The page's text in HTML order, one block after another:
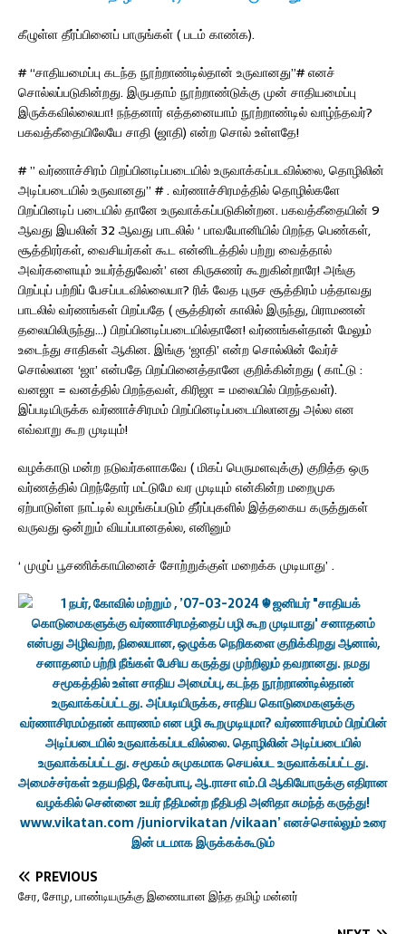
கீழுள்ள தீர்ப்பினைப் பாருங்கள் ( படம் காண்க).
# “சாதியமைப்பு கடந்த நூற்றாண்டில்தான் உருவானது”# எனச்
சொல்லப்படுகின்றது. இருபதாம் நூற்றாண்டுக்கு முன் சாதியமைப்பு
இருக்கவில்லையா! நந்தனார் எத்தனையாம் நூற்றாண்டில் வாழ்ந்தவர்?
பகவத்கீதையிலேயே சாதி (ஜாதி) என்ற சொல் உள்ளதே!
# ” வர்ணாச்சிரம் பிறப்பினடிப்படையில் உருவாக்கப்படவில்லை, தொழிலின்
அடிப்படையில் உருவானது” # . வர்ணாச்சிரமத்தில் தொழில்களே
பிறப்பினடிப் படையில் தானே உருவாக்கப்படுகின்றன. பகவத்கீதையின் 9
ஆவது இயலின் 32 ஆவது பாடலில் ‘ பாவயோனியில் பிறந்த பெண்கள்,
சூத்திரர்கள், வைசியர்கள் கூட என்னிடத்தில் பற்று வைத்தால்
அவர்களையும் உயர்த்துவேன்’ என கிருசுணர் கூறுகின்றாரே! அங்கு
பிறப்புப் பற்றிப் பேசப்படவில்லையா? ரிக் வேத புருச சூத்திரம் பத்தாவது
பாடலில் வர்ணங்கள் பிறப்பதே ( சூத்திரன் காலில் இருந்து, பிராமணன்
தலையிலிருந்து…) பிறப்பினடிப்படையில்தானே! வர்ணங்கள்தான் மேலும்
உடைந்து சாதிகள் ஆகின. இங்கு ‘ஜாதி’ என்ற சொல்லின் வேர்ச்
சொல்லான ‘ஜா’ என்பதே பிறப்பினைத்தானே குறிக்கின்றது ( காட்டு :
வனஜா = வனத்தில் பிறந்தவள், கிரிஜா = மலையில் பிறந்தவள்).
இப்படியிருக்க வர்ணாச்சிரமம் பிறப்பினடிப்படையிலானது அல்ல என
எவ்வாறு கூற முடியும்!
வழக்காடு மன்ற நடுவர்களாகவே ( மிகப் பெருமளவுக்கு) குறித்த ஒரு
வர்ணத்தில் பிறந்தோர் மட்டுமே வர முடியும் என்கின்ற மறைமுக
ஏற்பாடுள்ள நாட்டில் வழங்கப்படும் தீர்ப்புகளில் இத்தகைய கருத்துகள்
வருவது ஒன்றும் வியப்பானதல்ல, எனினும்
‘ முழுப் பூசணிக்காயினைச் சோற்றுக்குள் மறைக்க முடியாது’ .
PREVIOUS
சேர, சோழ, பாண்டியருக்கு இணையான இந்த தமிழ் மன்னர்